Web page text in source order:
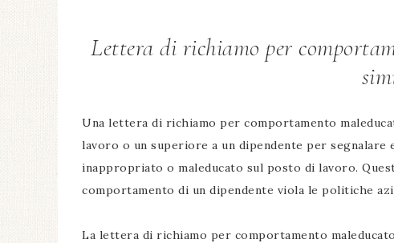
Lettera di richiamo per
Una lettera di richiamo per comportamento
lavoro o un superiore a un dipendente per
inappropriato o maleducato sul posto di lavoro.
comportamento di un dipendente viola le politiche
La lettera di richiamo per comportamento